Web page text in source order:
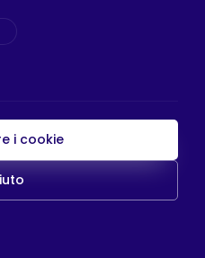
87
HTS
WEB TASARIM AJANSI - PENTA
i cookie